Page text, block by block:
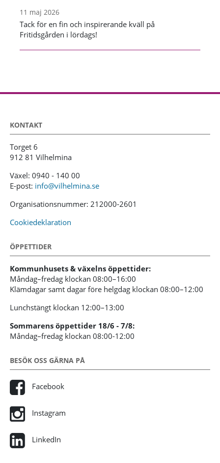
11 maj 2026
Tack för en fin och inspirerande kväll på
Fritidsgården i lördags!
KONTAKT
Torget 6
912 81 Vilhelmina
Växel: 0940 - 140 00
E-post: info@vilhelmina.se
Organisationsnummer: 212000-2601
Cookiedeklaration
ÖPPETTIDER
Kommunhusets & växelns öppettider:
Måndag–fredag klockan 08:00–16:00
Klämdagar samt dagar före helgdag klockan 08:00–12:00
Lunchstängt klockan 12:00–13:00
Sommarens öppettider 18/6 - 7/8:
Måndag–fredag klockan 08:00-12:00
BESÖK OSS GÄRNA PÅ
Facebook
Instagram
LinkedIn